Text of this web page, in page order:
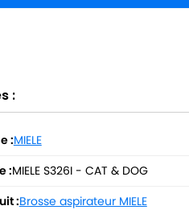
:
:MIELE
:MIELE S326I - CAT & DOG
:Brosse aspirateur MIELE